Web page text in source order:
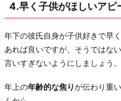
4.早く子供がほしいアピ
年下の彼氏自身が子供好きで早
あれば良いですが、そうではな
言いすぎないようにしましょう。
年上の年齢的な焦り が伝わり重